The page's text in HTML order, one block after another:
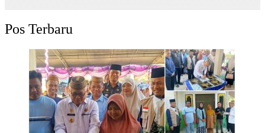
Pos Terbaru